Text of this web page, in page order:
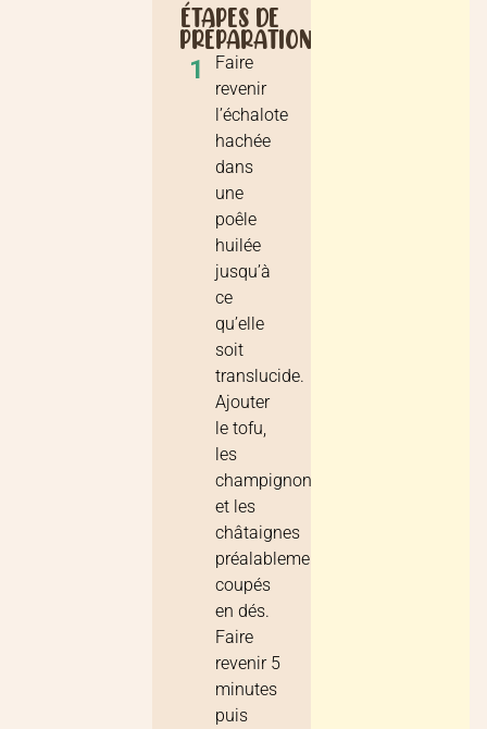
ÉTAPES DE
PRÉPARATION
1
Faire
revenir
l’échalote
hachée
dans
une
poêle
huilée
jusqu’à
ce
qu’elle
soit
translucide.
Ajouter
le tofu,
les
champignons
et les
châtaignes
préalablement
coupés
en dés.
Faire
revenir 5
minutes
puis